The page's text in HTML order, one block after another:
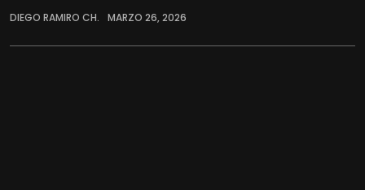
DIEGO RAMIRO CH. MARZO 26, 2026